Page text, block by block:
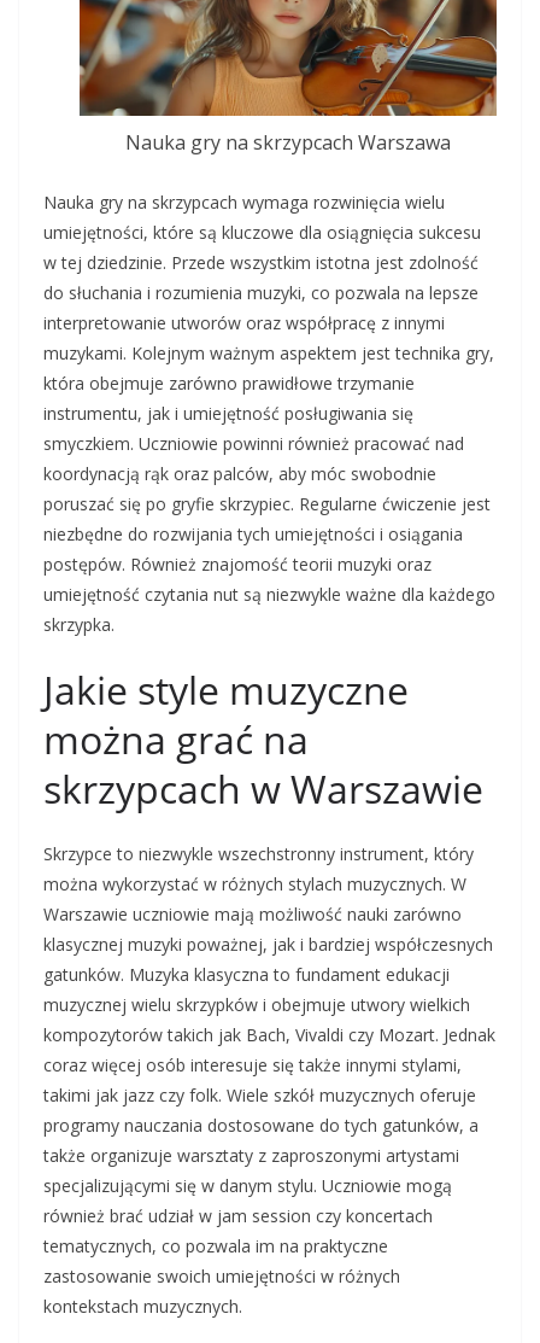
Nauka gry na skrzypcach Warszawa
Nauka gry na skrzypcach wymaga rozwinięcia wielu
umiejętności, które są kluczowe dla osiągnięcia sukcesu
w tej dziedzinie. Przede wszystkim istotna jest zdolność
do słuchania i rozumienia muzyki, co pozwala na lepsze
interpretowanie utworów oraz współpracę z innymi
muzykami. Kolejnym ważnym aspektem jest technika gry,
która obejmuje zarówno prawidłowe trzymanie
instrumentu, jak i umiejętność posługiwania się
smyczkiem. Uczniowie powinni również pracować nad
koordynacją rąk oraz palców, aby móc swobodnie
poruszać się po gryfie skrzypiec. Regularne ćwiczenie jest
niezbędne do rozwijania tych umiejętności i osiągania
postępów. Również znajomość teorii muzyki oraz
umiejętność czytania nut są niezwykle ważne dla każdego
skrzypka.
Jakie style muzyczne
można grać na
skrzypcach w Warszawie
Skrzypce to niezwykle wszechstronny instrument, który
można wykorzystać w różnych stylach muzycznych. W
Warszawie uczniowie mają możliwość nauki zarówno
klasycznej muzyki poważnej, jak i bardziej współczesnych
gatunków. Muzyka klasyczna to fundament edukacji
muzycznej wielu skrzypków i obejmuje utwory wielkich
kompozytorów takich jak Bach, Vivaldi czy Mozart. Jednak
coraz więcej osób interesuje się także innymi stylami,
takimi jak jazz czy folk. Wiele szkół muzycznych oferuje
programy nauczania dostosowane do tych gatunków, a
także organizuje warsztaty z zaproszonymi artystami
specjalizującymi się w danym stylu. Uczniowie mogą
również brać udział w jam session czy koncertach
tematycznych, co pozwala im na praktyczne
zastosowanie swoich umiejętności w różnych
kontekstach muzycznych.